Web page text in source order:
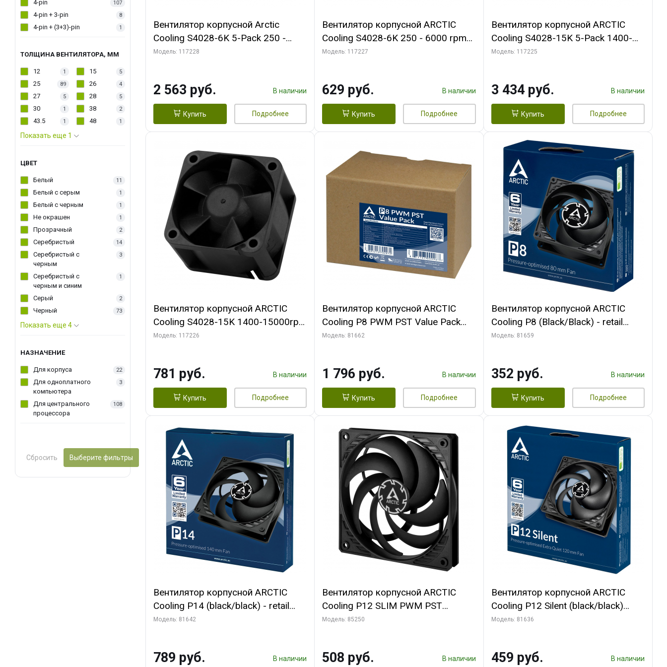
4-pin 107
4-pin + 3-pin 8
4-pin + (3+3)-pin 1
ТОЛЩИНА ВЕНТИЛЯТОРА, ММ
12 1 15 5
25 89 26 4
27 5 28 5
30 1 38 2
43.5 1 48 1
Показать еще 1
ЦВЕТ
Белый 11
Белый с серым 1
Белый с черным 1
Не окрашен 1
Прозрачный 2
Серебристый 14
Серебристый с
черным
3
Серебристый с
черным и синим
1
Серый 2
Черный 73
Показать еще 4
НАЗНАЧЕНИЕ
Для корпуса 22
Для одноплатного
компьютера
3
Для центрального
процессора
108
Сбросить Выберите фильтры
Вентилятор корпусной Arctic
Cooling S4028-6K 5-Pack 250 -
6000 rpm Dual Ball Bearing 4-Pin
Модель: 117228
2 563 руб. В наличии
Купить Подробнее
Вентилятор корпусной ARCTIC
Cooling S4028-6K 250 - 6000 rpm
Dual Ball Bearing 4-Pin Fan-
Модель: 117227
629 руб. В наличии
Купить Подробнее
Вентилятор корпусной ARCTIC
Cooling S4028-15K 5-Pack 1400-
15000rpm rpm Dual Ball Bearing 4-
Модель: 117225
3 434 руб. В наличии
Купить Подробнее
Вентилятор корпусной ARCTIC
Cooling S4028-15K 1400-15000rpm
Dual Ball Bearing 4-Pin Fan-
Модель: 117226
781 руб. В наличии
Купить Подробнее
Вентилятор корпусной ARCTIC
Cooling P8 PWM PST Value Pack
(Black/Black) - retail
Модель: 81662
1 796 руб. В наличии
Купить Подробнее
Вентилятор корпусной ARCTIC
Cooling P8 (Black/Black) - retail
(ACFAN00147A) (701990)
Модель: 81659
352 руб. В наличии
Купить Подробнее
Вентилятор корпусной ARCTIC
Cooling P14 (black/black) - retail
(ACFAN00123A) (701549) {56}
Модель: 81642
789 руб. В наличии
Вентилятор корпусной ARCTIC
Cooling P12 SLIM PWM PST
(ACFAN00187A) (703130)
Модель: 85250
508 руб. В наличии
Вентилятор корпусной ARCTIC
Cooling P12 Silent (black/black)
(ACFAN00130A)
Модель: 81636
459 руб. В наличии